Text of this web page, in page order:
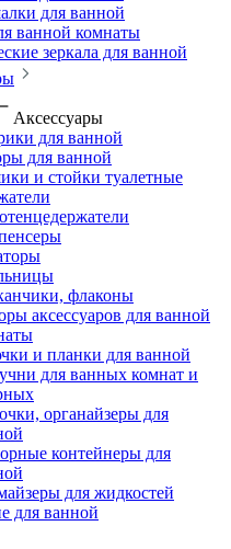
для ванной
ванной комнаты
зеркала для ванной
Аксессуары
для ванной
для ванной
и стойки туалетные
флаконы
аксессуаров для ванной
и планки для ванной
для ванных комнат и
органайзеры для
контейнеры для
для жидкостей
для ванной